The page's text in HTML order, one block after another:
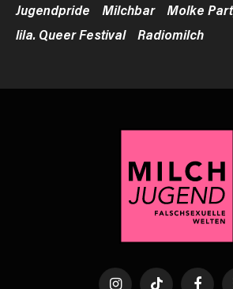
Jugendpride
Milchbar
Molke
lila. Queer Festival
Radiomilch